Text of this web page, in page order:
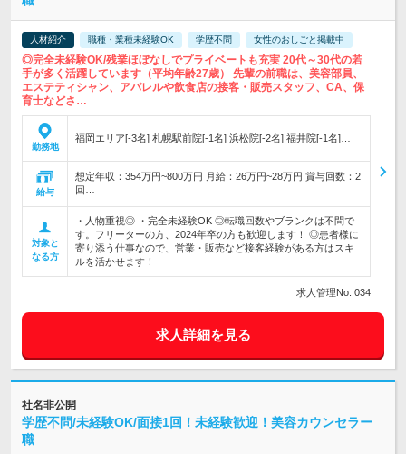
人材紹介 職種・業種未経験OK 学歴不問 女性のおしごと掲載中
◎完全未経験OK/残業ほぼなしでプライベートも充実 20代～30代の若
手が多く活躍しています（平均年齢27歳） 先輩の前職は、美容部員、
エステティシャン、アパレルや飲食店の接客・販売スタッフ、CA、保
育士などさ…
勤務地
福岡エリア[-3名] 札幌駅前院[-1名] 浜松院[-2名] 福井院[-1名]…
給与
想定年収：354万円~800万円 月給：26万円~28万円 賞与回数：2
回…
対象と
なる方
・人物重視◎ ・完全未経験OK ◎転職回数やブランクは不問で
す。フリーターの方、2024年卒の方も歓迎します！ ◎患者様に
寄り添う仕事なので、営業・販売など接客経験がある方はスキ
ルを活かせます！
求人管理No. 034
求人詳細を見る
社名非公開
学歴不問/未経験OK/面接1回！未経験歓迎！美容カウンセラー
職